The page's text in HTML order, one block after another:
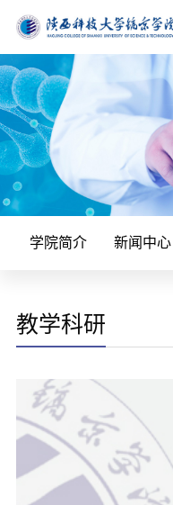
学院简介 新闻中心
教学科研